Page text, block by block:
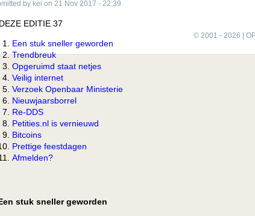
by kei on 21 Nov 2017 - 22:39
EDITIE 37
Een stuk sneller geworden
Trendbreuk
Opgeruimd staat netjes
Veilig internet
Verzoek Openbaar Ministerie
Nieuwjaarsborrel
Re-DDS
Petities.nl is vernieuwd
Bitcoins
Prettige feestdagen
Afmelden?
stuk sneller geworden
© 2001 - 2026 |